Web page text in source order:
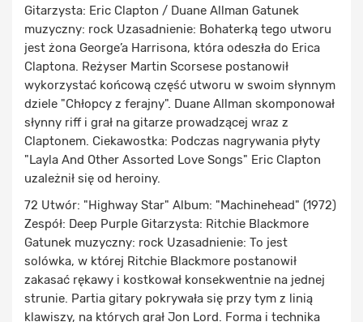
Gitarzysta: Eric Clapton / Duane Allman Gatunek
muzyczny: rock Uzasadnienie: Bohaterką tego utworu
jest żona George’a Harrisona, która odeszła do Erica
Claptona. Reżyser Martin Scorsese postanowił
wykorzystać końcową część utworu w swoim słynnym
dziele "Chłopcy z ferajny". Duane Allman skomponował
słynny riff i grał na gitarze prowadzącej wraz z
Claptonem. Ciekawostka: Podczas nagrywania płyty
"Layla And Other Assorted Love Songs" Eric Clapton
uzależnił się od heroiny.
72 Utwór: "Highway Star" Album: "Machinehead" (1972)
Zespół: Deep Purple Gitarzysta: Ritchie Blackmore
Gatunek muzyczny: rock Uzasadnienie: To jest
solówka, w której Ritchie Blackmore postanowił
zakasać rękawy i kostkował konsekwentnie na jednej
strunie. Partia gitary pokrywała się przy tym z linią
klawiszy, na których grał Jon Lord. Forma i technika